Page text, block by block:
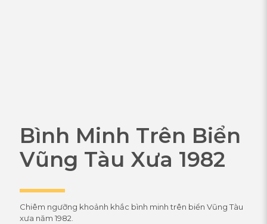
Bình Minh Trên Biển
Vũng Tàu Xưa 1982
Chiêm ngưỡng khoảnh khắc bình minh trên biển Vũng Tàu
xưa năm 1982.